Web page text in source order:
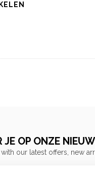
JE OP ONZE
our latest offers, new